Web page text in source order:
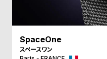
ス
SpaceOne
スペースワン